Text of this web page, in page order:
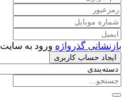
بازنشانی گذرواژه ورود به سایت
ایجاد حساب کاربری